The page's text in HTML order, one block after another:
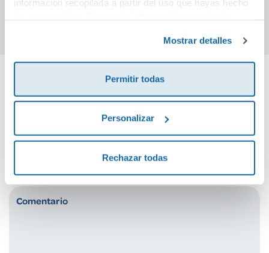
información recopilada a partir del uso que hayas hecho
Mostrar detalles
Permitir todas
Personalizar
Rechazar todas
Comprar Comprar
Cuéntanos tu opinión
¡Sé el primero en valorar este producto!